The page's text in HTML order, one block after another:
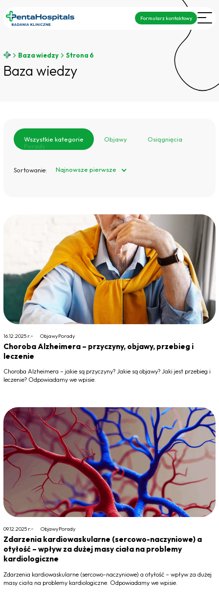
Formularz kontaktowy
Baza wiedzy Strona 6
Baza wiedzy
Wszystkie kategorie Objawy
Osiągnięcia
Porady
Sortowanie: Najnowsze pierwsze
16.12.2025 r. ObjawyPorady
Choroba Alzheimera – przyczyny, objawy, przebieg i
leczenie
Choroba Alzheimera – jakie są przyczyny? Jakie są objawy? Jaki jest przebieg i
leczenie? Odpowiadamy we wpisie.
09.12.2025 r. ObjawyPorady
Zdarzenia kardiowaskularne (sercowo-naczyniowe) a
otyłość – wpływ za dużej masy ciała na problemy
kardiologiczne
Zdarzenia kardiowaskularne (sercowo-naczyniowe) a otyłość – wpływ za dużej
masy ciała na problemy kardiologiczne. Odpowiadamy we wpisie.